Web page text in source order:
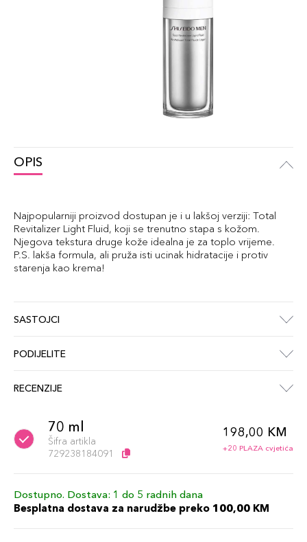
OPIS
Najpopularniji proizvod dostupan je i u lakšoj verziji: Total
Revitalizer Light Fluid, koji se trenutno stapa s kožom.
Njegova tekstura druge kože idealna je za toplo vrijeme.
P.S. lakša formula, ali pruža isti ucinak hidratacije i protiv
starenja kao krema!
SASTOJCI
PODIJELITE
RECENZIJE
70 ml
Šifra artikla
729238184091
198,00 KM
+20 PLAZA cvjetića
Dostupno. Dostava: 1 do 5 radnih dana
Besplatna dostava za narudžbe preko 100,00 KM